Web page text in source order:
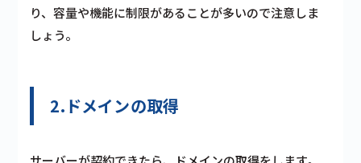
り、容量や機能に制限があることが多いので注意しま
しょう。
2.ドメインの取得